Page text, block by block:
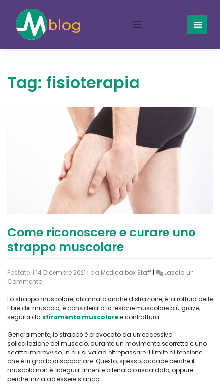
content
Tag: fisioterapia
Come riconoscere e curare uno
strappo muscolare
Postato il 14 Dicembre 2021 da Medicalbox Staff
Lascia un
Commentoon
riconoscere
e
curare
strappo
muscolare
Lo strappo muscolare, chiamato anche distrazione, è la rottura delle
fibre del muscolo; è considerata la lesione muscolare più grave,
seguita da stiramento muscolaree contrattura.
Generalmente, lo strappo è provocato da un’eccessiva
sollecitazione del muscolo, durante un movimento scorretto o uno
scatto improvviso, in cui si va ad oltrepassare il limite di tensione
che è in grado di sopportare. Questo, spesso, accade perché il
muscolo non è adeguatamente allenato o riscaldato, oppure
perché inizia ad essere stanco.